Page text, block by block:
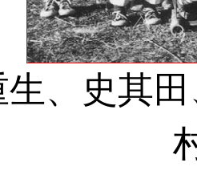
生、史其